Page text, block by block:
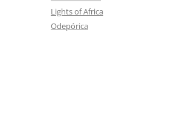
Lights of Africa
Odepórica